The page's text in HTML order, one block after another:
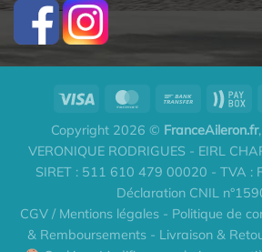
Copyright 2026 © FranceAileron.fr
VERONIQUE RODRIGUES - EIRL
SIRET : 511 610 479 00020 - TVA :
Déclaration CNIL
CGV / Mentions légales- Politique de
& Remboursements- Livraison &